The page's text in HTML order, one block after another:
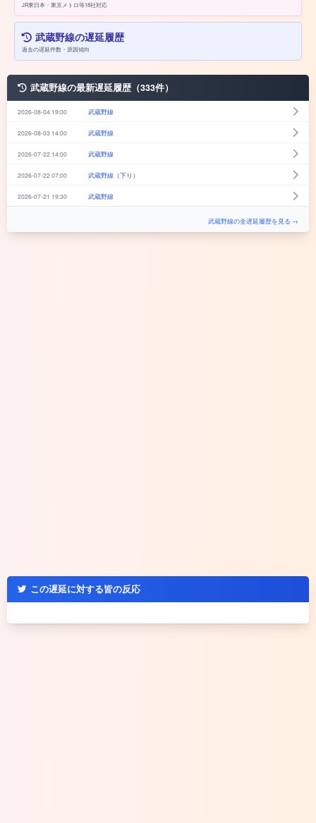
JR東日本・東京メトロ等18社対応
武蔵野線の遅延履歴
過去の遅延件数・原因傾向
武蔵野線の最新遅延履歴（333件）
2026-08-04 19:00 武蔵野線
2026-08-03 14:00 武蔵野線
2026-07-22 14:00 武蔵野線
2026-07-22 07:00 武蔵野線（下り）
2026-07-21 19:30 武蔵野線
武蔵野線の全遅延履歴を見る →
この遅延に対する皆の反応